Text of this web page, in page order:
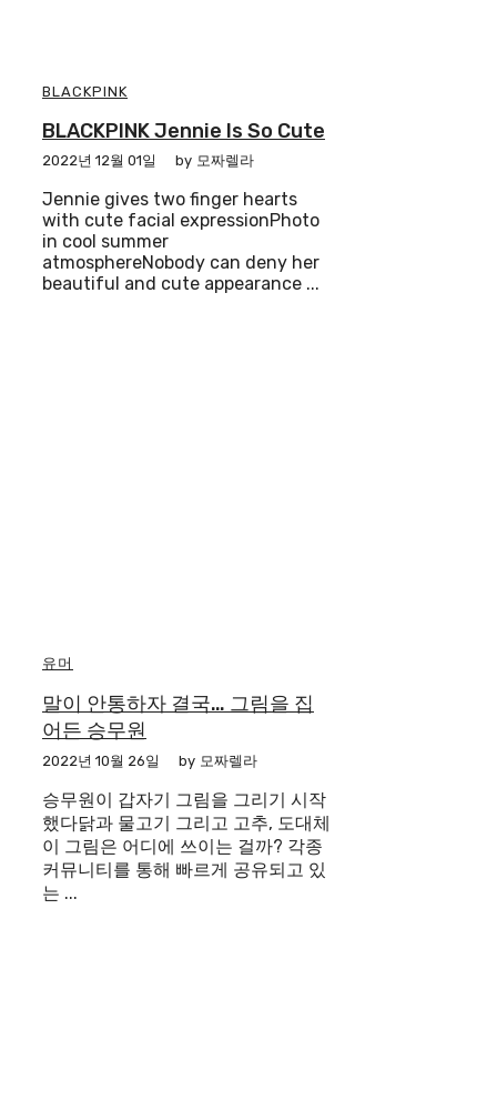
BLACKPINK
BLACKPINK Jennie Is So Cute
2022년 12월 01일 by 모짜렐라
Jennie gives two finger hearts
with cute facial expressionPhoto
in cool summer
atmosphereNobody can deny her
beautiful and cute appearance ...
유머
말이 안통하자 결국… 그림을 집
어든 승무원
2022년 10월 26일 by 모짜렐라
승무원이 갑자기 그림을 그리기 시작
했다닭과 물고기 그리고 고추, 도대체
이 그림은 어디에 쓰이는 걸까? 각종
커뮤니티를 통해 빠르게 공유되고 있
는 ...